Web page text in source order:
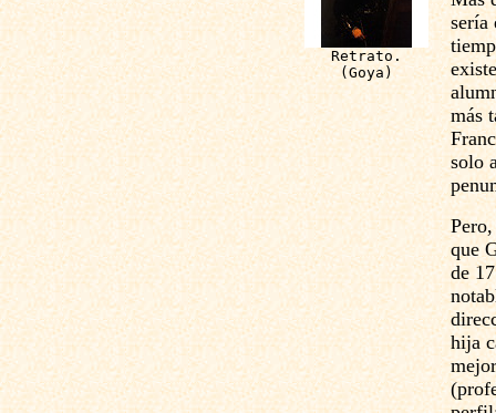
Retrato.
(Goya)
sería
más
solo
que
de
hija